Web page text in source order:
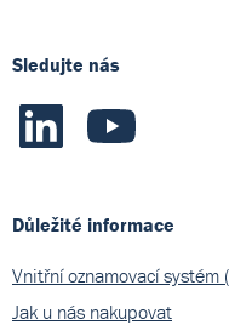
Sledujte nás
Důležité informace
Vnitřní oznamovací systém
Jak u nás nakupovat